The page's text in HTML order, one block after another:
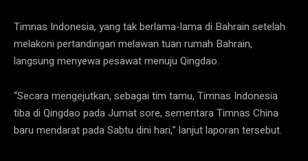
Timnas Indonesia, yang tak berlama-lama di Bahrain setelah
melakoni pertandingan melawan tuan rumah Bahrain,
langsung menyewa pesawat menuju Qingdao.
“Secara mengejutkan, sebagai tim tamu, Timnas Indonesia
tiba di Qingdao pada Jumat sore, sementara Timnas China
baru mendarat pada Sabtu dini hari,” lanjut laporan tersebut.